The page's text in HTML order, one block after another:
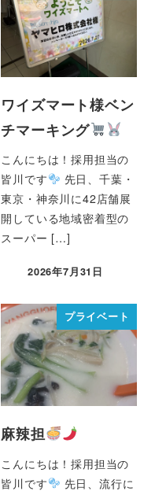
ワイズマート様ベン
チマーキング
こんにちは！採用担当の
皆川です
先日、千葉・
東京・神奈川に42店舗展
開している地域密着型の
スーパー […]
2026年7月31日
プライベート
麻辣担
こんにちは！採用担当の
皆川です
先日、流行に